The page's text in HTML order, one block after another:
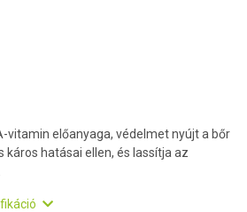
vitamin előanyaga, védelmet nyújt a bőr
káros hatásai ellen, és lassítja az